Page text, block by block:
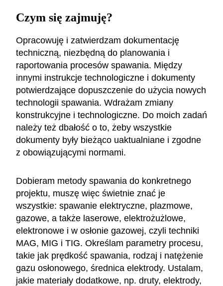
Czym się zajmuję?
Opracowuję i zatwierdzam dokumentację
techniczną, niezbędną do planowania i
raportowania procesów spawania. Między
innymi instrukcje technologiczne i dokumenty
potwierdzające dopuszczenie do użycia nowych
technologii spawania. Wdrażam zmiany
konstrukcyjne i technologiczne. Do moich zadań
należy też dbałość o to, żeby wszystkie
dokumenty były bieżąco uaktualniane i zgodne
z obowiązującymi normami.
Dobieram metody spawania do konkretnego
projektu, muszę więc świetnie znać je
wszystkie: spawanie elektryczne, plazmowe,
gazowe, a także laserowe, elektrożużlowe,
elektronowe i w osłonie gazowej, czyli techniki
MAG, MIG i TIG. Określam parametry procesu,
takie jak prędkość spawania, rodzaj i natężenie
gazu osłonowego, średnica elektrody. Ustalam,
jakie materiały dodatkowe, np. druty, elektrody,